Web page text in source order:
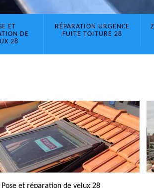
ET
DE
28
RÉPARATION URGENCE
FUITE TOITURE 28
Pose et réparation de velux 28